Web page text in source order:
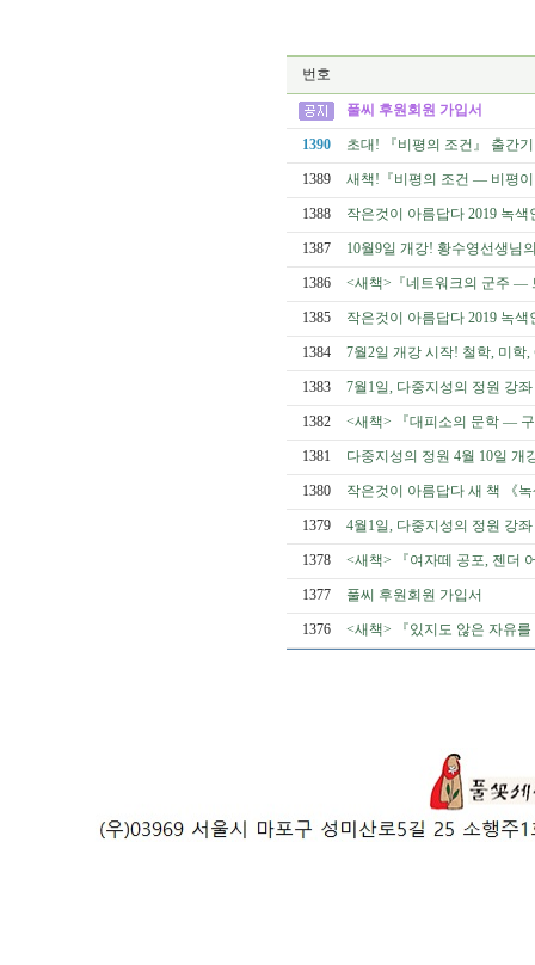
번호
풀씨 후원회원 가입서
1390 초대! 『비평의 조건』 출간
1389 새책!『비평의 조건 ― 비평
1388 작은것이 아름답다 2019 녹
1387 10월9일 개강! 황수영선생님
1386 <새책>『네트워크의 군주 ―
1385 작은것이 아름답다 2019 녹
1384 7월2일 개강 시작! 철학, 미
1383 7월1일, 다중지성의 정원 강
1382 <새책> 『대피소의 문학 ―
1381 다중지성의 정원 4월 10일
1380 작은것이 아름답다 새 책 《
1379 4월1일, 다중지성의 정원 강
1378 <새책> 『여자떼 공포, 젠더
1377 풀씨 후원회원 가입서
1376 <새책> 『있지도 않은 자유